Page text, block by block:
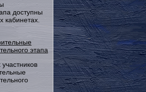
доступны
кабинетах.
этапа